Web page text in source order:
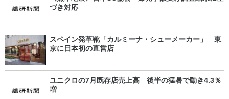
づき対応
スペイン発革靴「カルミーナ・シューメーカー」 東
京に日本初の直営店
ユニクロの7月既存店売上高 後半の猛暑で動き4.3％
増